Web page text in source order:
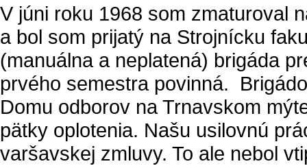
V júni roku 1968 som zmaturoval
a bol som prijatý na Strojnícku
(manuálna a neplatená) brigáda
prvého semestra povinná.
Domu odborov na Trnavskom
pätky oplotenia. Našu usilovnú
varšavskej zmluvy. To ale nebol